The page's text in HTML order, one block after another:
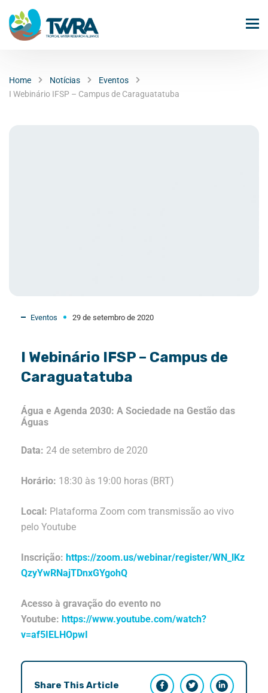
Home Notícias
Eventos
I Webinário IFSP – Campus de Caraguatatuba
Eventos 29 de setembro de 2020
I Webinário IFSP – Campus de
Caraguatatuba
Água e Agenda 2030: A Sociedade na Gestão das
Águas
Data: 24 de setembro de 2020
Horário: 18:30 às 19:00 horas (BRT)
Local: Plataforma Zoom com transmissão ao vivo
pelo Youtube
Inscrição: https://zoom.us/webinar/register/WN_lKz
QzyYwRNajTDnxGYgohQ
Acesso à gravação do evento no
Youtube: https://www.youtube.com/watch?
v=af5IELHOpwI
Share This Article